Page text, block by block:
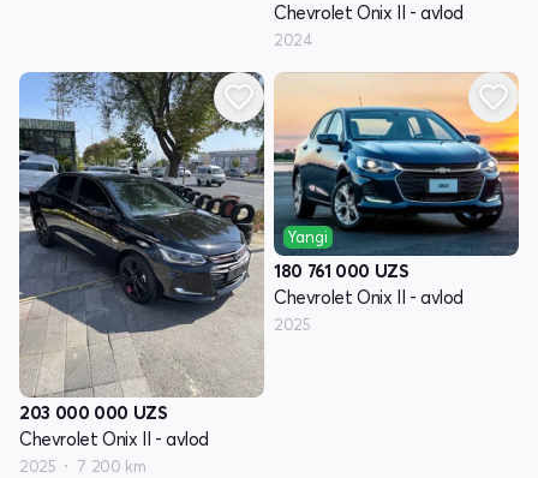
Chevrolet Onix II - avlod
2024
203 000 000 UZS
Chevrolet Onix II - avlod
2025 7 200 km
Yangi
180 761 000 UZS
Chevrolet Onix II - avlod
2025